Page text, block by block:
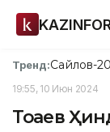
Тренд:Сайлов-
19:55, 10 Июн 2024
Тоқаев